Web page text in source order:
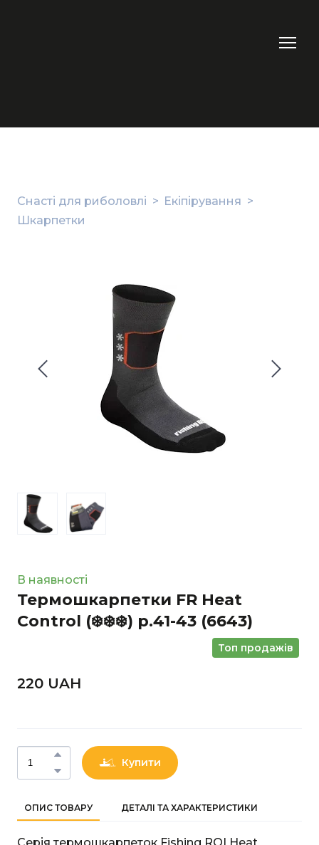
Снасті для риболовлі
Екіпірування
Шкарпетки
В наявності
Термошкарпетки FR Heat
Control (❄️❄️❄️) р.41-43 (6643)
Топ продажів
220 UAН
Купити
ОПИС ТОВАРУ ДЕТАЛІ ТА ХАРАКТЕРИСТИКИ
Серія термошкарпеток Fishing ROI Heat